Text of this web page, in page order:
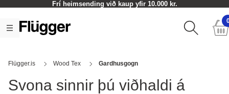
Frí heimsending við kaup yfir 10.000 kr.
Flügger.is Wood Tex Gardhusgogn
Svona sinnir þú viðhaldi á